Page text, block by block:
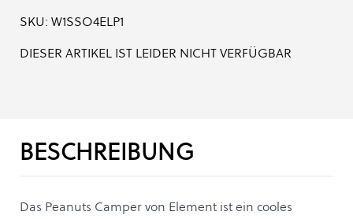
SKU: W1SSO4ELP1
DIESER ARTIKEL IST LEIDER NICHT VERFÜGBAR
BESCHREIBUNG
Das Peanuts Camper von Element ist ein cooles